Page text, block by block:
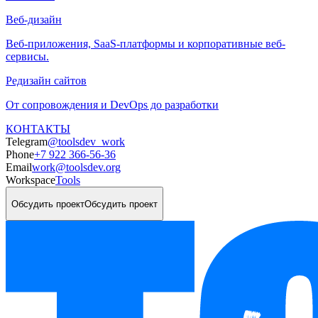
Веб-дизайн
Веб-приложения, SaaS-платформы и корпоративные веб-
сервисы.
Редизайн сайтов
От сопровождения и DevOps до разработки
КОНТАКТЫ
Telegram@toolsdev_work
Phone+7 922 366-56-36
Emailwork@toolsdev.org
WorkspaceTools
Обсудить проектОбсудить проект